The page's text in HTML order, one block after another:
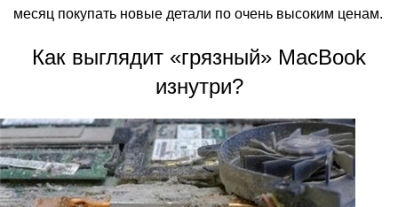
месяц покупать новые детали по очень высоким ценам.
Как выглядит «грязный» MacBook
изнутри?